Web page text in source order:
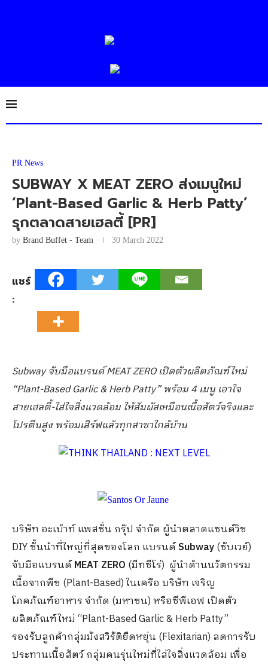
PR News
SUBWAY X MEAT ZERO ส่งเมนูใหม่
‘Plant-Based Garlic & Herb Patty’
รุกตลาดสายเฮลตี้ [PR]
by Brand Buffet - Team 30 March 2022
แชร์
:
Subway จับมือแบรนด์ MEAT ZERO เปิดตัวผลิตภัณฑ์ใหม่
“Plant-Based Garlic & Herb Patty” พร้อม 4 เมนู เอาใจ
สายเฮลตี้-ใส่ใจสิ่งแวดล้อม ให้สัมผัสเหมือนเนื้อสัตว์จริงและ
โปรตีนสูง พร้อมเสิร์ฟแล้วทุกสาขาใกล้บ้าน
บริษัท อะเบ้าท์ แพสชั่น กรุ๊ป จำกัด ผู้นำตลาดแซนด์วิช
DIY ชั้นนำที่ใหญ่ที่สุดของโลก แบรนด์Subway(ซับเวย์)
จับมือแบรนด์MEAT ZERO (มีทซีโร่) ผู้นำด้านนวัตกรรม
เนื้อจากพืช (Plant-Based) ในเครือ บริษัท เจริญ
โภคภัณฑ์อาหาร จำกัด (มหาชน) หรือซีพีเอฟ เปิดตัว
ผลิตภัณฑ์ใหม่ “Plant-Based Garlic & Herb Patty”
รองรับลูกค้ากลุ่มมังสวิรัติยืดหยุ่น (Flexitarian) ลดการรับ
ประทานเนื้อสัตว์ กลุ่มคนรุ่นใหม่ที่ใส่ใจสิ่งแวดล้อม เพื่อ